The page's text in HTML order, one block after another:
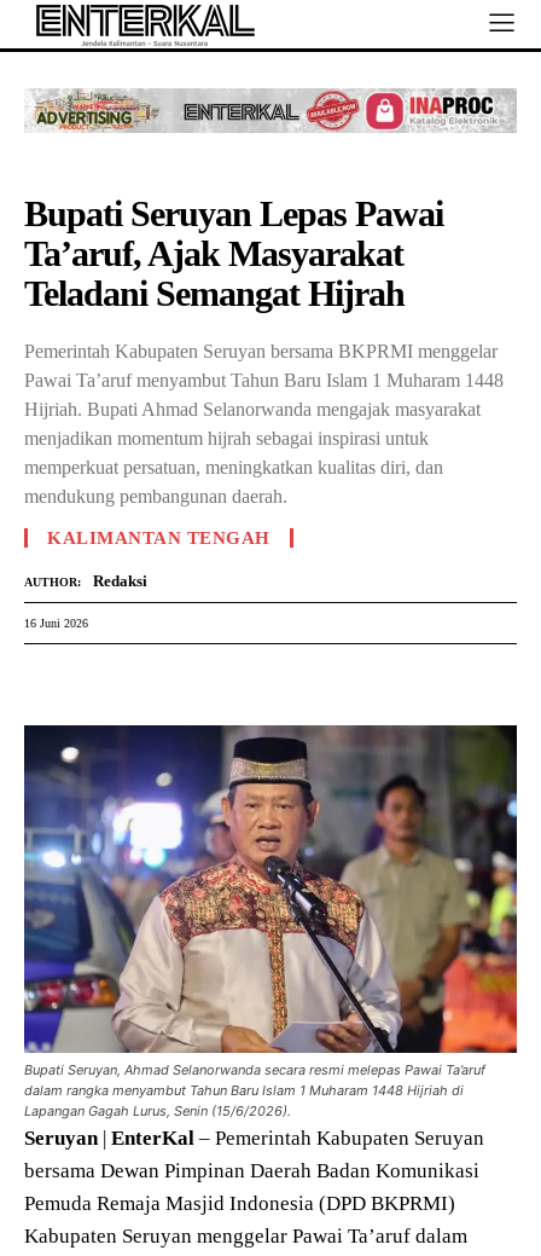
Bupati Seruyan Lepas Pawai
Ta’aruf, Ajak Masyarakat
Teladani Semangat Hijrah
Pemerintah Kabupaten Seruyan bersama BKPRMI menggelar
Pawai Ta’aruf menyambut Tahun Baru Islam 1 Muharam 1448
Hijriah. Bupati Ahmad Selanorwanda mengajak masyarakat
menjadikan momentum hijrah sebagai inspirasi untuk
memperkuat persatuan, meningkatkan kualitas diri, dan
mendukung pembangunan daerah.
KALIMANTAN TENGAH
AUTHOR: Redaksi
16 Juni 2026
Bupati Seruyan, Ahmad Selanorwanda secara resmi melepas Pawai Ta’aruf
dalam rangka menyambut Tahun Baru Islam 1 Muharam 1448 Hijriah di
Lapangan Gagah Lurus, Senin (15/6/2026).
Seruyan| EnterKal – Pemerintah Kabupaten Seruyan
bersama Dewan Pimpinan Daerah Badan Komunikasi
Pemuda Remaja Masjid Indonesia (DPD BKPRMI)
Kabupaten Seruyan menggelar Pawai Ta’aruf dalam